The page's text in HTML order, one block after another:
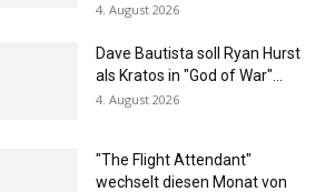
4. August 2026
Dave Bautista soll Ryan Hurst
als Kratos in "God of War"...
4. August 2026
"The Flight Attendant"
wechselt diesen Monat von